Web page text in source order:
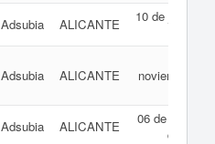
Adsubia ALICANTE
10 de junio de
Adsubia ALICANTE
noviembre de
Adsubia ALICANTE
06 de octubre
de 2021